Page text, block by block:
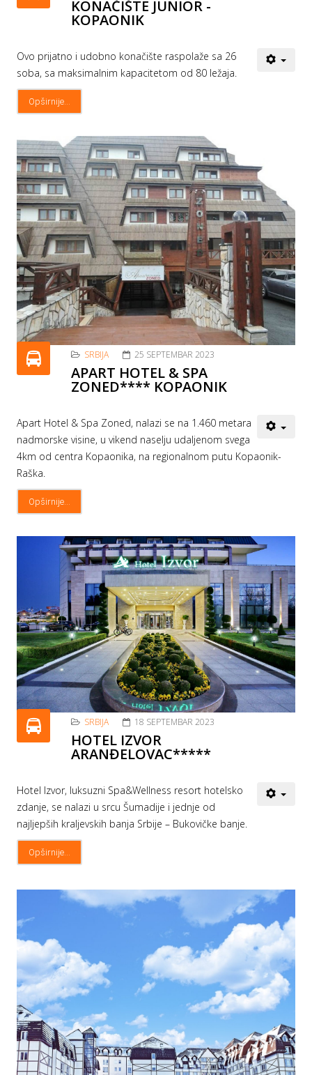
KONAČIŠTE JUNIOR -
KOPAONIK
Ovo prijatno i udobno konačište raspolaže sa 26
soba, sa maksimalnim kapacitetom od 80 ležaja.
Opširnije...
SRBIJA 25 SEPTEMBAR 2023
APART HOTEL & SPA
ZONED**** KOPAONIK
Apart Hotel & Spa Zoned, nalazi se na 1.460 metara
nadmorske visine, u vikend naselju udaljenom svega
4km od centra Kopaonika, na regionalnom putu Kopaonik-
Raška.
Opširnije...
SRBIJA 18 SEPTEMBAR 2023
HOTEL IZVOR
ARANĐELOVAC*****
Hotel Izvor, luksuzni Spa&Wellness resort hotelsko
zdanje, se nalazi u srcu Šumadije i jednje od
najljepših kraljevskih banja Srbije – Bukovičke banje.
Opširnije...